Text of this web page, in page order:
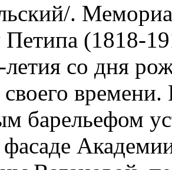
.
(1818-
со дня
своего
барельефом